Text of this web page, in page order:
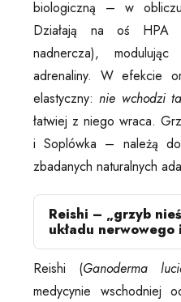
biologiczną – w
Działają na oś HPA
nadnercza),
adrenaliny. W efekcie
elastyczny:nie wchodzi
łatwiej z niego wraca.
i Soplówka – należą do
zbadanych naturalnych
Reishi – „grzyb
układu nerwowego
Reishi (Ganoderma
medycynie wschodniej